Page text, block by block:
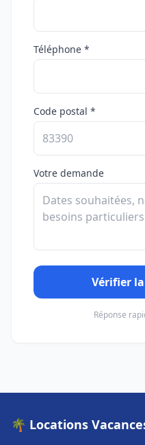
Téléphone *
Code postal *
Votre demande
Vérifier
Réponse
🌴 Locations